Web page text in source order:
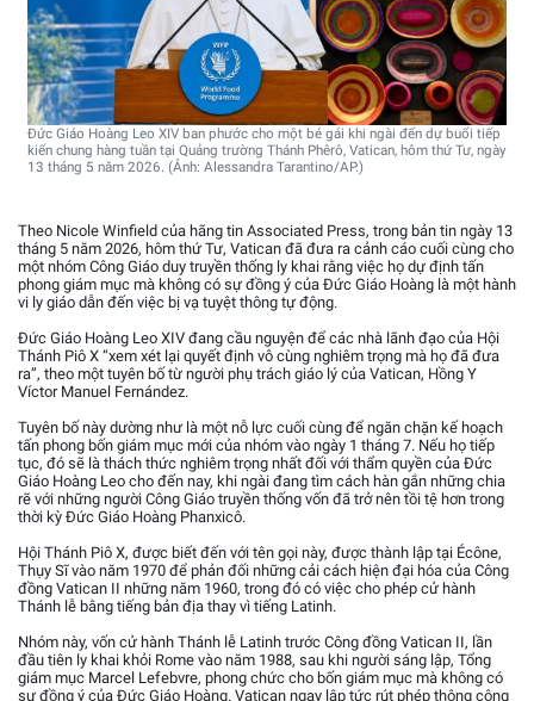
Đức Giáo Hoàng Leo XIV ban phước cho một bé gái khi ngài đến dự buổi tiếp
kiến chung hàng tuần tại Quảng trường Thánh Phêrô, Vatican, hôm thứ Tư, ngày
13 tháng 5 năm 2026. (Ảnh: Alessandra Tarantino/AP.)
Theo Nicole Winfield của hãng tin Associated Press, trong bản tin ngày 13
tháng 5 năm 2026, hôm thứ Tư, Vatican đã đưa ra cảnh cáo cuối cùng cho
một nhóm Công Giáo duy truyền thống ly khai rằng việc họ dự định tấn
phong giám mục mà không có sự đồng ý của Đức Giáo Hoàng là một hành
vi ly giáo dẫn đến việc bị vạ tuyệt thông tự động.
Đức Giáo Hoàng Leo XIV đang cầu nguyện để các nhà lãnh đạo của Hội
Thánh Piô X “xem xét lại quyết định vô cùng nghiêm trọng mà họ đã đưa
ra”, theo một tuyên bố từ người phụ trách giáo lý của Vatican, Hồng Y
Víctor Manuel Fernández.
Tuyên bố này dường như là một nỗ lực cuối cùng để ngăn chặn kế hoạch
tấn phong bốn giám mục mới của nhóm vào ngày 1 tháng 7. Nếu họ tiếp
tục, đó sẽ là thách thức nghiêm trọng nhất đối với thẩm quyền của Đức
Giáo Hoàng Leo cho đến nay, khi ngài đang tìm cách hàn gắn những chia
rẽ với những người Công Giáo truyền thống vốn đã trở nên tồi tệ hơn trong
thời kỳ Đức Giáo Hoàng Phanxicô.
Hội Thánh Piô X, được biết đến với tên gọi này, được thành lập tại Écône,
Thụy Sĩ vào năm 1970 để phản đối những cải cách hiện đại hóa của Công
đồng Vatican II những năm 1960, trong đó có việc cho phép cử hành
Thánh lễ bằng tiếng bản địa thay vì tiếng Latinh.
Nhóm này, vốn cử hành Thánh lễ Latinh trước Công đồng Vatican II, lần
đầu tiên ly khai khỏi Rome vào năm 1988, sau khi người sáng lập, Tổng
giám mục Marcel Lefebvre, phong chức cho bốn giám mục mà không có
sự đồng ý của Đức Giáo Hoàng. Vatican ngay lập tức rút phép thông công